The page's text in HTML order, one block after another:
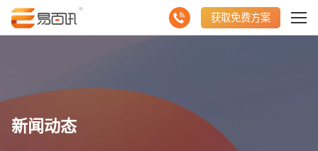
获取免费方案
新闻动态